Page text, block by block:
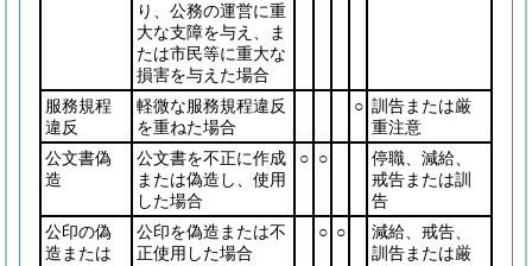
り、公務の運営に重
大な支障を与え、ま
たは市民等に重大な
損害を与えた場合
服務規程
違反
軽微な服務規程違反
を重ねた場合
○ 訓告または厳
重注意
公文書偽
造
公文書を不正に作成
または偽造し、使用
した場合
○ ○
停職、減給、
戒告または訓
告
公印の偽
造または
公印を偽造または不
正使用した場合
○ ○
減給、戒告、
訓告または厳